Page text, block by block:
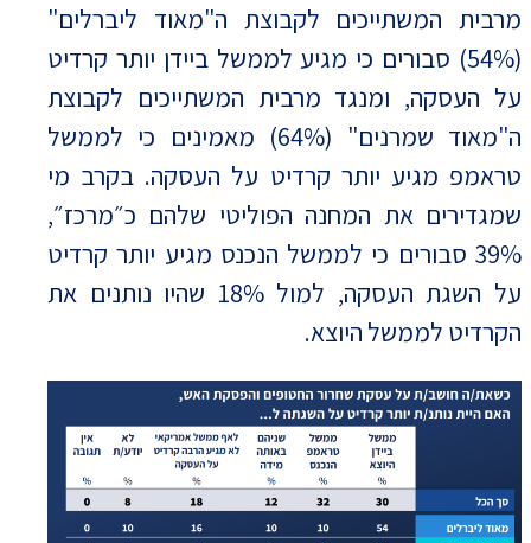
מרבית המשתייכים לקבוצת ה"מאוד ליברלים"
(54%) סבורים כי מגיע לממשל ביידן יותר קרדיט
על העסקה, ומנגד מרבית המשתייכים לקבוצת
ה"מאוד שמרנים" (64%) מאמינים כי לממשל
טראמפ מגיע יותר קרדיט על העסקה. בקרב מי
שמגדירים את המחנה הפוליטי שלהם כ״מרכז״,
39% סבורים כי לממשל הנכנס מגיע יותר קרדיט
על השגת העסקה, למול 18% שהיו נותנים את
הקרדיט לממשל היוצא.